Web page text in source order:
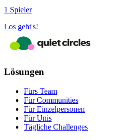
1 Spieler
Los geht's!
Lösungen
Fürs Team
Für Communities
Für Einzelpersonen
Für Unis
Tägliche Challenges